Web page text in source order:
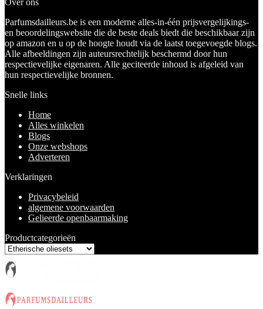
Over ons
Parfumsdailleurs.be is een moderne alles-in-één prijsvergelijkings-
en beoordelingswebsite die de beste deals biedt die beschikbaar zijn
op amazon en u op de hoogte houdt via de laatst toegevoegde blogs.
Alle afbeeldingen zijn auteursrechtelijk beschermd door hun
respectievelijke eigenaren. Alle geciteerde inhoud is afgeleid van
hun respectievelijke bronnen.
Snelle links
Home
Alles winkelen
Blogs
Onze webshops
Adverteren
Verklaringen
Privacybeleid
algemene voorwaarden
Gelieerde openbaarmaking
Productcategorieën